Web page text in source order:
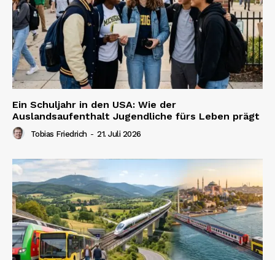
Ein Schuljahr in den USA: Wie der
Auslandsaufenthalt Jugendliche fürs Leben prägt
Tobias Friedrich - 21. Juli 2026